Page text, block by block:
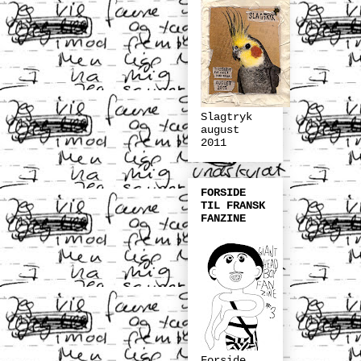
Slagtryk
august
2011
FORSIDE
TIL FRANSK
FANZINE